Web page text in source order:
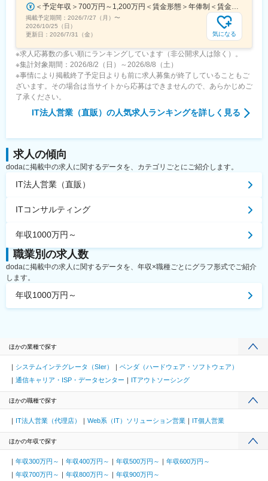
掲載予定期間： 2026/7/27（月） 〜
2026/10/25（日）
更新日： 2026/7/31（金） 気になる
※求人応募数の多い順にランキングしています（非公開求人は除く）。
※集計対象期間：2026/8/2（日）～2026/8/8（土）
※事情により掲載終了予定日よりも前に求人募集が終了していることもご
ざいます。その場合は当サイトから応募はできませんので、あらかじめご
了承ください。
IT法人営業（直販） の人気求人ランキングを詳しく見る
求人の傾向
dodaに掲載中の求人に関するデータを、カテゴリごとにご紹介します。
IT法人営業（直販）
ITコンサルティング
年収1000万円～
職業別の求人数
dodaに掲載中の求人に関するデータを、年収×職種ごとにグラフ形式でご紹介
します。
年収1000万円～
ほかの業種で探す
システムインテグレータ（SIer）
ベンダ（ハードウェア・ソフトウェア）
通信キャリア・ISP・データセンター
ITアウトソーシング
ほかの職種で探す
IT法人営業（代理店） Web系（IT）ソリューション営業 IT個人営業
ほかの年収で探す
年収300万円～ 年収400万円～ 年収500万円～
年収600万円～
年収700万円～
年収800万円～ 年収900万円～